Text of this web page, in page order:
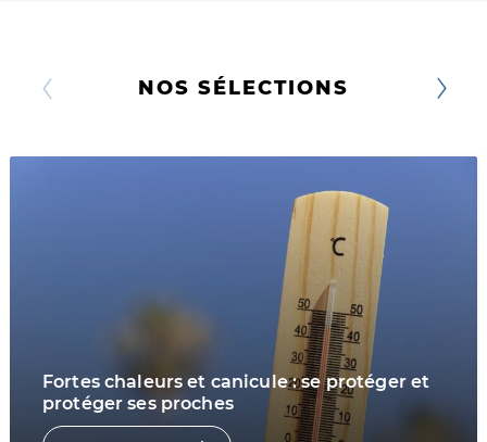
NOS SÉLECTIONS
Fortes chaleurs et canicule : se protéger et
protéger ses proches